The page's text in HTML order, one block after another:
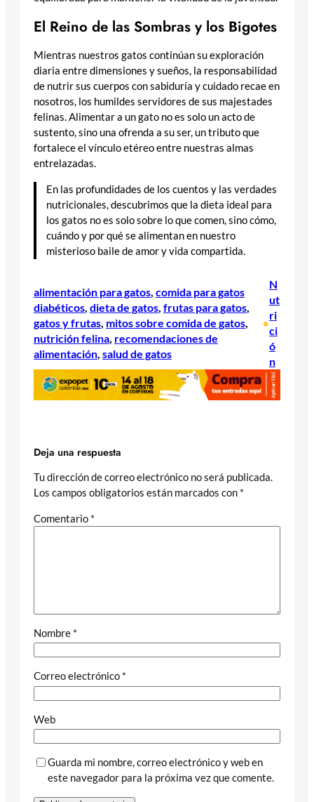
El Reino de las Sombras y los Bigotes
Mientras nuestros gatos continúan su exploración
diaria entre dimensiones y sueños, la responsabilidad
de nutrir sus cuerpos con sabiduría y cuidado recae en
nosotros, los humildes servidores de sus majestades
felinas. Alimentar a un gato no es solo un acto de
sustento, sino una ofrenda a su ser, un tributo que
fortalece el vínculo etéreo entre nuestras almas
entrelazadas.
En las profundidades de los cuentos y las verdades
nutricionales, descubrimos que la dieta ideal para
los gatos no es solo sobre lo que comen, sino cómo,
cuándo y por qué se alimentan en nuestro
misterioso baile de amor y vida compartida.
alimentación para gatos, comida para gatos
diabéticos, dieta de gatos, frutas para gatos
gatos y frutas, mitos sobre comida de gatos
nutrición felina, recomendaciones de
alimentación, salud de gatos
•
N
ut
ri
ci
ó
n
Deja una respuesta
Tu dirección de correo electrónico no será publicada.
Los campos obligatorios están marcados con *
Comentario *
Nombre *
Correo electrónico *
Web
Guarda mi nombre, correo electrónico y web en
este navegador para la próxima vez que comente.